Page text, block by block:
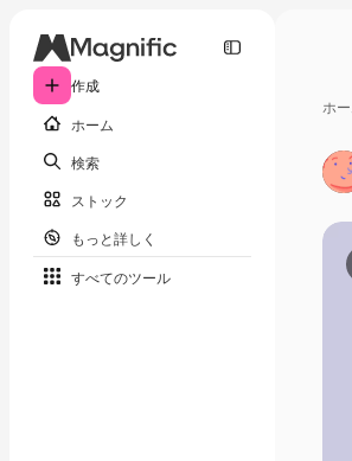
作成
ホーム
検索
ストック
もっと詳しく
すべてのツール
ホ